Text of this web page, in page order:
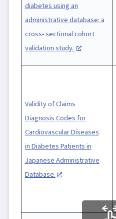
diabetes using an
administrative database: a
cross- sectional cohort
validation study.
Validity of Claims
Diagnosis Codes for
Cardiovascular Diseases
in Diabetes Patients in
Japanese Administrative
Database.